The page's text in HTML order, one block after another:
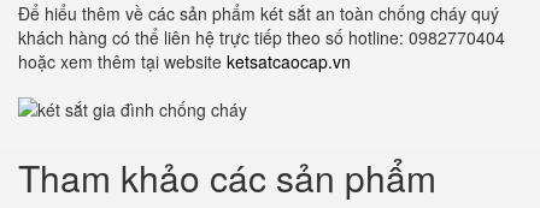
Để hiểu thêm về các sản phẩm két sắt an toàn chống cháy quý
khách hàng có thể liên hệ trực tiếp theo số hotline: 0982770404
hoặc xem thêm tại website ketsatcaocap.vn
Tham khảo các sản phẩm